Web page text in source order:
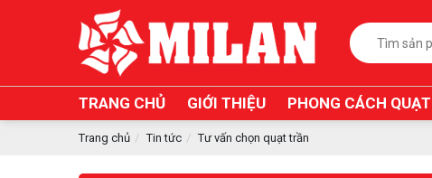
TRANG CHỦ GIỚI THIỆU PHONG CÁCH
Trang chủ Tin tức Tư vấn chọn quạt trần